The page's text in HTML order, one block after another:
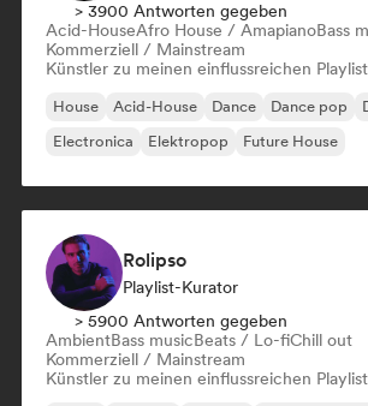
> 3900 Antworten gegeben
Acid-HouseAfro House / AmapianoBass
Kommerziell / Mainstream
Künstler zu meinen einflussreichen
House Acid-House Dance Dance pop
Electronica
Elektropop Future House
Rolipso
Playlist-Kurator
> 5900 Antworten gegeben
AmbientBass musicBeats / Lo-fiChill out
Kommerziell / Mainstream
Künstler zu meinen einflussreichen